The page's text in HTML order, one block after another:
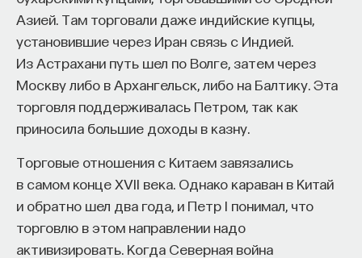
Азией. Там торговали даже индийские купцы,
установившие через Иран связь с Индией.
Из Астрахани путь шел по Волге, затем через
Москву либо в Архангельск, либо на Балтику. Эта
торговля поддерживалась Петром, так как
приносила большие доходы в казну.
Торговые отношения с Китаем завязались
в самом конце XVII века. Однако караван в Китай
и обратно шел два года, и Петр I понимал, что
торговлю в этом направлении надо
активизировать. Когда Северная война